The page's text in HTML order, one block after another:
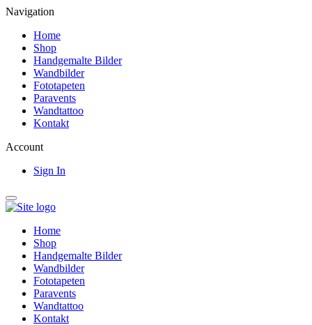
Navigation
Home
Shop
Handgemalte Bilder
Wandbilder
Fototapeten
Paravents
Wandtattoo
Kontakt
Account
Sign In
Home
Shop
Handgemalte Bilder
Wandbilder
Fototapeten
Paravents
Wandtattoo
Kontakt